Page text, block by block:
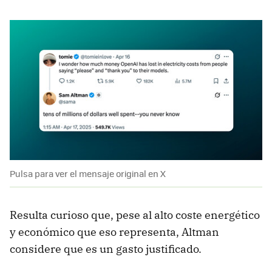
Pulsa para ver el mensaje original en X
Resulta curioso que, pese al alto coste energético
y económico que eso representa, Altman
considere que es un gasto justificado.